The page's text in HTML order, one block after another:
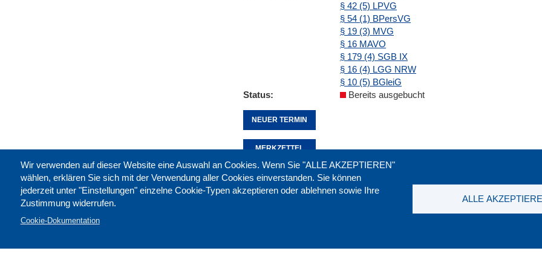
§ 42 (5) LPVG
§ 54 (1) BPersVG
§ 19 (3) MVG
§ 16 MAVO
§ 179 (4) SGB IX
§ 16 (4) LGG NRW
§ 10 (5) BGleiG
Status
Bereits ausgebucht
NEUER TERMIN
MERKZETTEL
Wir verwenden auf dieser Website eine Auswahl an Cookies. Wenn Sie "ALLE AKZEPTIEREN"
wählen, erklären Sie sich mit der Verwendung aller Cookies einverstanden. Sie können
jederzeit unter "Einstellungen" einzelne Cookie-Typen akzeptieren oder ablehnen sowie Ihre
Zustimmung widerrufen.
Cookie-Dokumentation
ALLE
Diese Seite empfehlen: drucken: